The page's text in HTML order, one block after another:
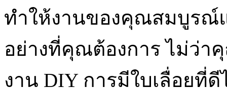
ทำให้งานของคุณสมบูรณ์
อย่างที่คุณต้องการ ไม่ว่า
งาน DIY การมีใบเลื่อยที่